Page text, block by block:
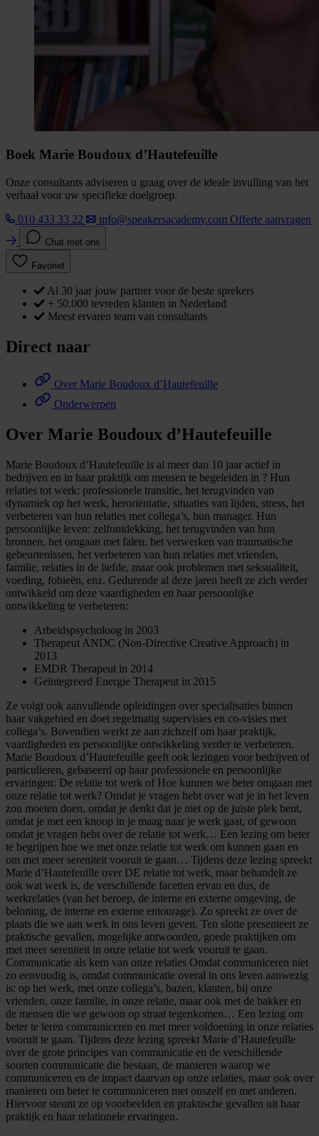
Boek Marie Boudoux d’Hautefeuille
Onze consultants adviseren u graag over de ideale invulling van het
verhaal voor uw specifieke doelgroep.
010 433 33 22
info@speakersacademy.com Offerte aanvragen
Chat met ons
Favoriet
Al 30 jaar jouw partner voor de beste sprekers
+ 50.000 tevreden klanten in Nederland
Meest ervaren team van consultants
Direct naar
Over Marie Boudoux d’Hautefeuille
Onderwerpen
Over Marie Boudoux d’Hautefeuille
Marie Boudoux d’Hautefeuille is al meer dan 10 jaar actief in
bedrijven en in haar praktijk om mensen te begeleiden in ? Hun
relaties tot werk: professionele transitie, het terugvinden van
dynamiek op het werk, heroriëntatie, situaties van lijden, stress, het
verbeteren van hun relaties met collega’s, hun manager. Hun
persoonlijke leven: zelfontdekking, het terugvinden van hun
bronnen, het omgaan met falen, het verwerken van traumatische
gebeurtenissen, het verbeteren van hun relaties met vrienden,
familie, relaties in de liefde, maar ook problemen met seksualiteit,
voeding, fobieën, enz. Gedurende al deze jaren heeft ze zich verder
ontwikkeld om deze vaardigheden en haar persoonlijke
ontwikkeling te verbeteren:
Arbeidspsycholoog in 2003
Therapeut ANDC (Non-Directive Creative Approach) in
2013
EMDR Therapeut in 2014
Geïntegreerd Energie Therapeut in 2015
Ze volgt ook aanvullende opleidingen over specialisaties binnen
haar vakgebied en doet regelmatig supervisies en co-visies met
collega’s. Bovendien werkt ze aan zichzelf om haar praktijk,
vaardigheden en persoonlijke ontwikkeling verder te verbeteren.
Marie Boudoux d’Hautefeuille geeft ook lezingen voor bedrijven of
particulieren, gebaseerd op haar professionele en persoonlijke
ervaringen: De relatie tot werk of Hoe kunnen we beter omgaan met
onze relatie tot werk? Omdat je vragen hebt over wat je in het leven
zou moeten doen, omdat je denkt dat je niet op de juiste plek bent,
omdat je met een knoop in je maag naar je werk gaat, of gewoon
omdat je vragen hebt over de relatie tot werk… Een lezing om beter
te begrijpen hoe we met onze relatie tot werk om kunnen gaan en
om met meer sereniteit vooruit te gaan… Tijdens deze lezing spreekt
Marie d’Hautefeuille over DE relatie tot werk, maar behandelt ze
ook wat werk is, de verschillende facetten ervan en dus, de
werkrelaties (van het beroep, de interne en externe omgeving, de
beloning, de interne en externe entourage). Zo spreekt ze over de
plaats die we aan werk in ons leven geven. Ten slotte presenteert ze
praktische gevallen, mogelijke antwoorden, goede praktijken om
met meer sereniteit in onze relatie tot werk vooruit te gaan.
Communicatie als kern van onze relaties Omdat communiceren niet
zo eenvoudig is, omdat communicatie overal in ons leven aanwezig
is: op het werk, met onze collega’s, bazen, klanten, bij onze
vrienden, onze familie, in onze relatie, maar ook met de bakker en
de mensen die we gewoon op straat tegenkomen… Een lezing om
beter te leren communiceren en met meer voldoening in onze relaties
vooruit te gaan. Tijdens deze lezing spreekt Marie d’Hautefeuille
over de grote principes van communicatie en de verschillende
soorten communicatie die bestaan, de manieren waarop we
communiceren en de impact daarvan op onze relaties, maar ook over
manieren om beter te communiceren met onszelf en met anderen.
Hiervoor steunt ze op voorbeelden en praktische gevallen uit haar
praktijk en haar relationele ervaringen.